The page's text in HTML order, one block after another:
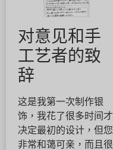
对意见和手
工艺者的致
辞
这是我第一次制作银
饰，我花了很多时间才
决定最初的设计，但您
非常和蔼可亲，而且很